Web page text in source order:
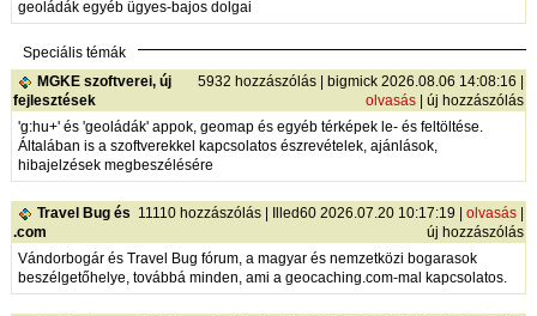
geoládák egyéb ügyes-bajos dolgai
Speciális témák
MGKE szoftverei, új
fejlesztések
5932 hozzászólás | bigmick 2026.08.06 14:08:16 |
olvasás |új hozzászólás
'g:hu+' és 'geoládák' appok, geomap és egyéb térképek le- és feltöltése.
Általában is a szoftverekkel kapcsolatos észrevételek, ajánlások,
hibajelzések megbeszélésére
Travel Bug és
.com
11110 hozzászólás | Illed60 2026.07.20 10:17:19 |olvasás
új hozzászólás
Vándorbogár és Travel Bug fórum, a magyar és nemzetközi bogarasok
beszélgetőhelye, továbbá minden, ami a geocaching.com-mal kapcsolatos.